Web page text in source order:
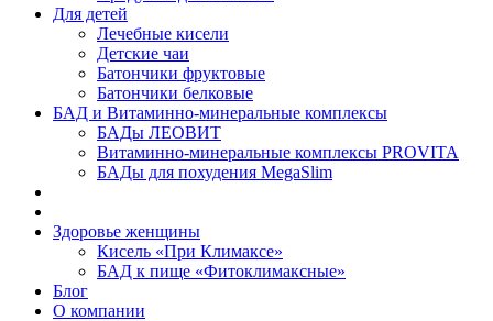
Для детей
Лечебные кисели
Детские чаи
Батончики фруктовые
Батончики белковые
БАД и Витаминно-минеральные комплексы
БАДы ЛЕОВИТ
Витаминно-минеральные комплексы PROVITA
БАДы для похудения MegaSlim
Здоровье женщины
Кисель «При Климаксе»
БАД к пище «Фитоклимаксные»
Блог
О компании